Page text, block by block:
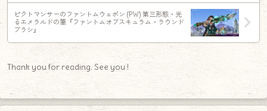
ピクトマンサーのファントムウェポン (PW) 第三形態・光
るエメラルドの筆『ファントムオブスキュラム・ラウンド
ブラシ』
Thank you for reading. See you !